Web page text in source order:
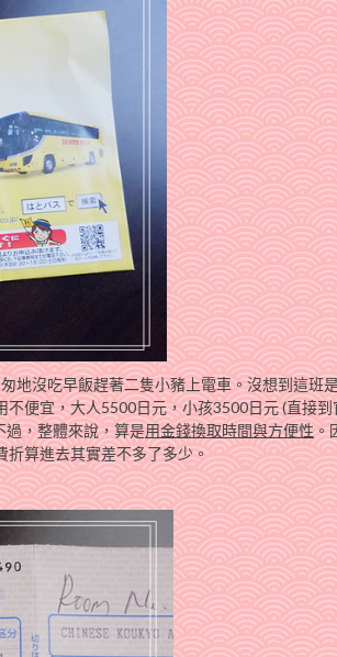
地沒吃早飯趕著二隻小豬上電車。沒想到這班
便宜，大人5500日元，小孩3500日元 (直接
過，整體來說，算是用金錢換取時間與方便性。
折算進去其實差不多了多少。